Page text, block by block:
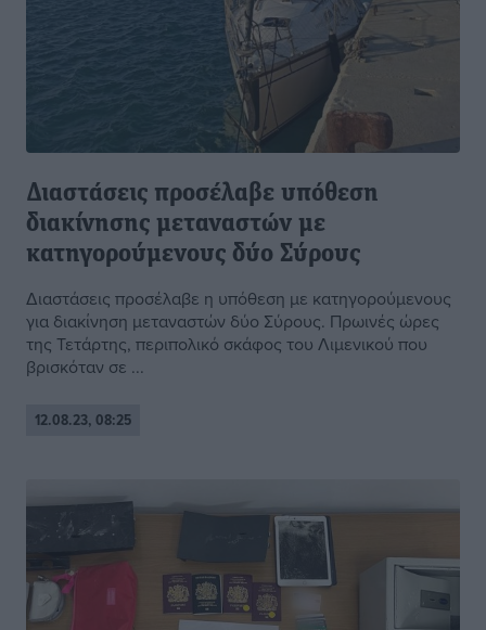
Διαστάσεις προσέλαβε υπόθεση
διακίνησης μεταναστών με
κατηγορούμενους δύο Σύρους
Διαστάσεις προσέλαβε η υπόθεση με κατηγορούμενους
για διακίνηση μεταναστών δύο Σύρους. Πρωινές ώρες
της Τετάρτης, περιπολικό σκάφος του Λιμενικού που
βρισκόταν σε ...
12.08.23, 08:25